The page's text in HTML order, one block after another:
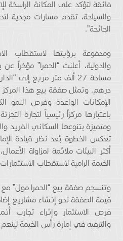
فائقة لتؤكد على المكانة الراسخة
والسياحة، تقدم مسارات مجدية
الجائحة”.
ومدفوعة برؤيتها لاستقطاب
والدولية، أعلنت “الحمرا” مؤخراً
درهم. وتمثل صفقة بيع هذا المركز
الإمكانات الواعدة وفرص النمو
باعتبارها مركزاً رئيسياً لتجارة
ومتميزة بتنوعها السكاني الفريد
تعكس الخطوة بُعد نظر قيادة
أكثر البيئات ملائمة لمزاولة
الخيمة الرامية لاستقطاب
وتنسجم صفقة بيع “الحمرا مول” مع
قيمة الصفقة نحو إنشاء مشاريع
فرص الاستثمار وإثراء تجارب
والترفيه في إمارة رأس الخيمة